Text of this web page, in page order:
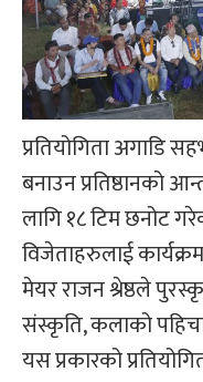
प्रतियोगिता अगाडि
बनाउन प्रतिष्ठानको
लागि १८ टिम छनोट
विजेताहरुलाई
मेयर राजन श्रेष्ठले
संस्कृति, कलाको
यस प्रकारको